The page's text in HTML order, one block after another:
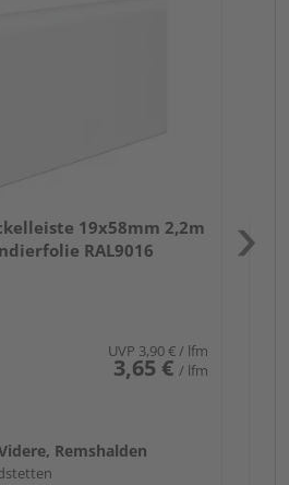
19x58mm 2,2m
RAL9016
UVP 3,90 €/ lfm
3,65 € / lfm
Remshalden